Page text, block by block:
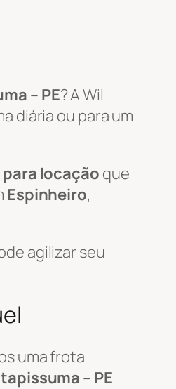
– PE? A Wil
diária ou para um
locaçãoque
Espinheiro,
agilizar seu
uma frota
– PE